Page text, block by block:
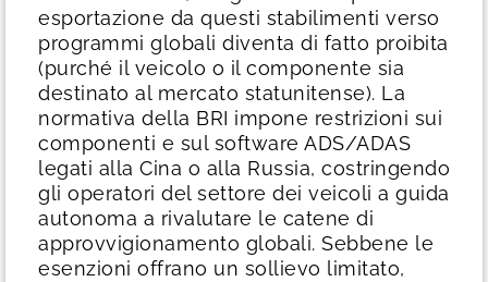
esportazione da questi stabilimenti verso
programmi globali diventa di fatto proibita
(purché il veicolo o il componente sia
destinato al mercato statunitense). La
normativa della BRI impone restrizioni sui
componenti e sul software ADS/ADAS
legati alla Cina o alla Russia, costringendo
gli operatori del settore dei veicoli a guida
autonoma a rivalutare le catene di
approvvigionamento globali. Sebbene le
esenzioni offrano un sollievo limitato,